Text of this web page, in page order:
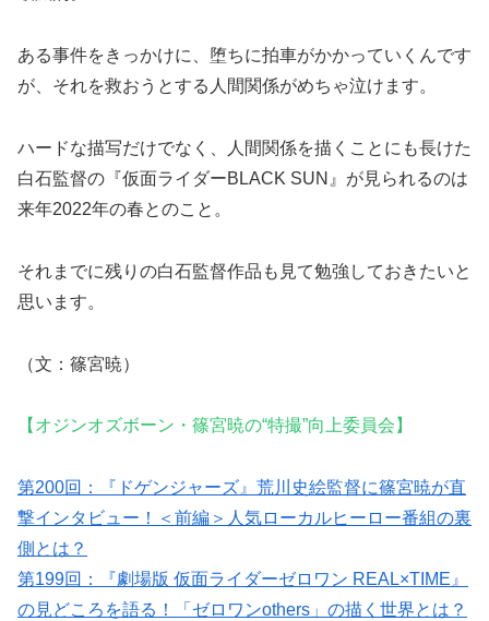
ある事件をきっかけに、堕ちに拍車がかかっていくんです
が、それを救おうとする人間関係がめちゃ泣けます。
ハードな描写だけでなく、人間関係を描くことにも長けた
白石監督の『仮面ライダーBLACK SUN』が見られるのは
来年2022年の春とのこと。
それまでに残りの白石監督作品も見て勉強しておきたいと
思います。
（文：篠宮暁）
【オジンオズボーン・篠宮暁の“特撮”向上委員会】
第200回：『ドゲンジャーズ』荒川史絵監督に篠宮暁が直
撃インタビュー！＜前編＞人気ローカルヒーロー番組の裏
側とは？
第199回：『劇場版 仮面ライダーゼロワン REAL×TIME』
の見どころを語る！「ゼロワンothers」の描く世界とは？